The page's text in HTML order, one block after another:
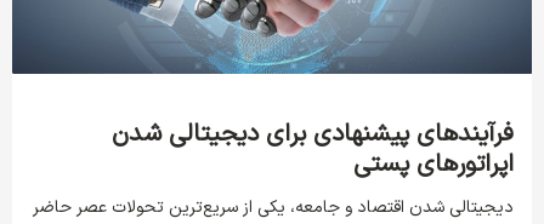
فرآیندهای پیشنهادی برای دیجیتالی شدن
اپراتورهای پستی
دیجیتالی شدن اقتصاد و جامعه، یکی از سریع‌ترین تحولات عصر حاضر